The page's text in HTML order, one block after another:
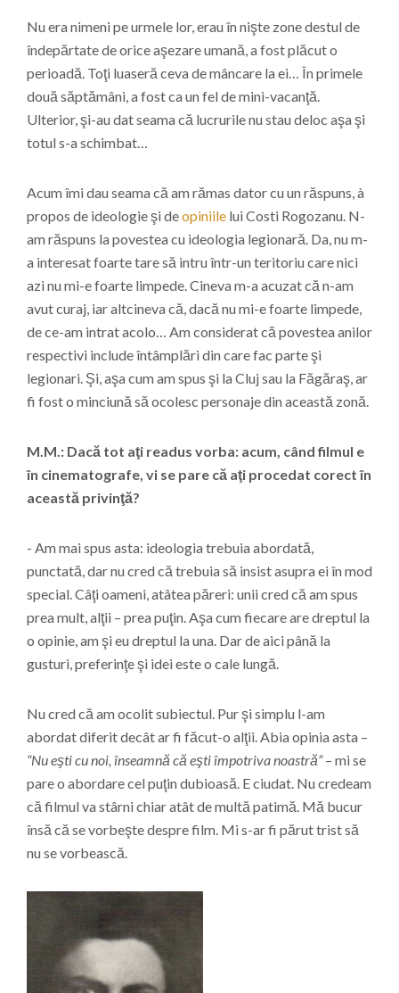
Nu era nimeni pe urmele lor, erau în nişte zone destul de
îndepărtate de orice aşezare umană, a fost plăcut o
perioadă. Toţi luaseră ceva de mâncare la ei… În primele
două săptămâni, a fost ca un fel de mini-vacanţă.
Ulterior, şi-au dat seama că lucrurile nu stau deloc aşa şi
totul s-a schimbat…
Acum îmi dau seama că am rămas dator cu un răspuns, à
propos de ideologie şi deopiniile lui Costi Rogozanu. N-
am răspuns la povestea cu ideologia legionară. Da, nu m-
a interesat foarte tare să intru într-un teritoriu care nici
azi nu mi-e foarte limpede. Cineva m-a acuzat că n-am
avut curaj, iar altcineva că, dacă nu mi-e foarte limpede,
de ce-am intrat acolo… Am considerat că povestea anilor
respectivi include întâmplări din care fac parte şi
legionari. Şi, aşa cum am spus şi la Cluj sau la Făgăraş, ar
fi fost o minciună să ocolesc personaje din această zonă.
M.M.: Dacă tot aţi readus vorba: acum, când filmul e
în cinematografe, vi se pare că aţi procedat corect în
această privinţă?
- Am mai spus asta: ideologia trebuia abordată,
punctată, dar nu cred că trebuia să insist asupra ei în mod
special. Câţi oameni, atâtea păreri: unii cred că am spus
prea mult, alţii – prea puţin. Aşa cum fiecare are dreptul la
o opinie, am şi eu dreptul la una. Dar de aici până la
gusturi, preferinţe şi idei este o cale lungă.
Nu cred că am ocolit subiectul. Pur şi simplu l-am
abordat diferit decât ar fi făcut-o alţii. Abia opinia asta –
“Nu eşti cu noi, înseamnă că eşti împotriva noastră”– mi se
pare o abordare cel puţin dubioasă. E ciudat. Nu credeam
că filmul va stârni chiar atât de multă patimă. Mă bucur
însă că se vorbeşte despre film. Mi s-ar fi părut trist să
nu se vorbească.